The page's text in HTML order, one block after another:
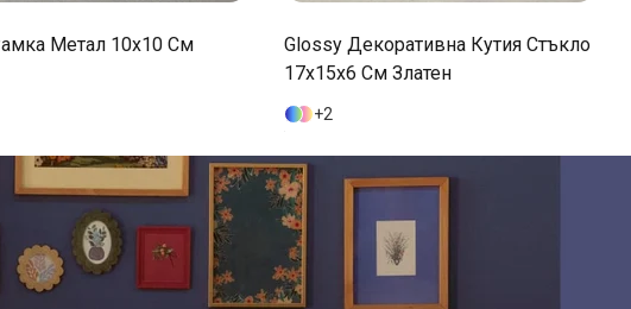
Метал 10x10 См
Glossy Декоративна Кутия Стъкло
17x15x6 См Златен
2